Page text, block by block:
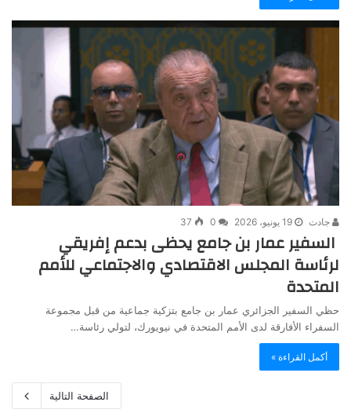
جادت 19 يونيو، 2026 0
37
السفير عمار بن جامع يحظى بدعم إفريقي
لرئاسة المجلس الاقتصادي والاجتماعي للأمم
المتحدة
حظي السفير الجزائري عمار بن جامع بتزكية جماعية من قبل مجموعة
السفراء الأفارقة لدى الأمم المتحدة في نيويورك، لتولي رئاسة…
أكمل القراءة »
الصفحة التالية